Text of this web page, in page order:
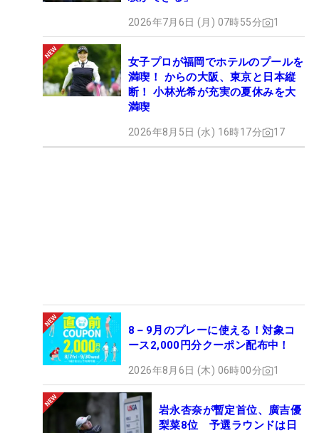
2026年7月6日 (月) 07時55分 1
女子プロが福岡でホテルのプールを
満喫！ からの大阪、東京と日本縦
断！ 小林光希が充実の夏休みを大
満喫
2026年8月5日 (水) 16時17分 17
8－9月のプレーに使える！対象コ
ース2,000円分クーポン配布中！
2026年8月6日 (木) 06時00分 1
岩永杏奈が暫定首位、廣吉優
梨菜8位 予選ラウンドは日